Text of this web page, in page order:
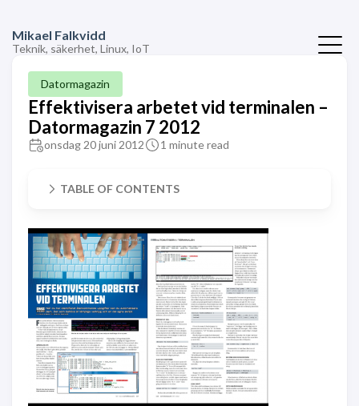
Mikael Falkvidd
Teknik, säkerhet, Linux, IoT
Datormagazin
Effektivisera arbetet vid terminalen –
Datormagazin 7 2012
onsdag 20 juni 2012 1 minute read
TABLE OF CONTENTS